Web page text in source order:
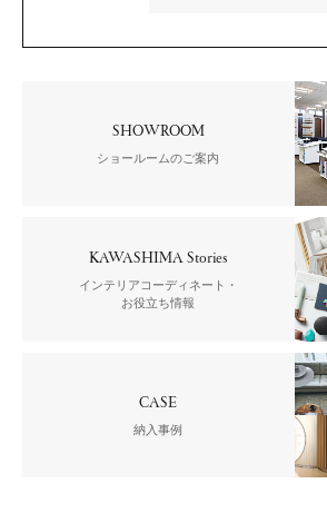
SHOWROOM
ショールームのご案内
KAWASHIMA Stories
インテリアコーディネート・
お役立ち情報
CASE
納入事例